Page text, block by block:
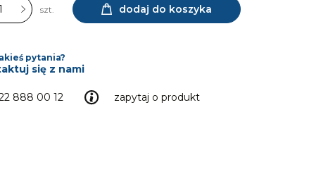
szt. dodaj do koszyka
zapytaj o produkt
pytania?
się z nami
888 00 12